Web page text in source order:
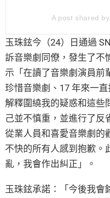
A post shared by
玉珠鉉今（24）日通過
訴音樂劇同僚，發生了不
示「在讀了音樂劇演員前
珍惜音樂劇、17 年來一
解釋圍繞我的疑惑和這些
己並不慎重，並進行了反
從業人員和喜愛音樂劇的
不快的所有人感到抱歉。
亂，我會作出糾正」。
玉珠鉉承諾：「今後我會